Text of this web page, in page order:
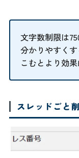
文字数制限は
分かりやすく
こむとより効果
スレッドごと